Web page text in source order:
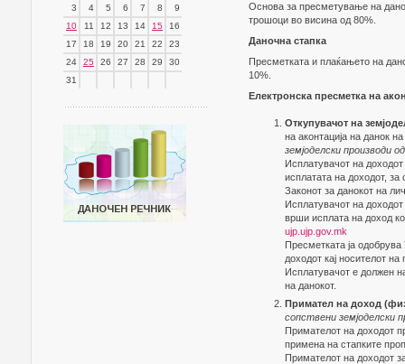
3
4 5 6 7 8
9
10
11 12 13 14 15
16
17
18 19 20 21 22
23
24
25 26 27 28 29
30
31
Основа за пресметување на
трошоци во висина од 80%.
Даночна стапка
Пресметката и плаќањето на
10%.
Електронска пресметка на
Откупувачот на
на аконтација на данок
земјоделски производи
Исплатувачот на
исплатата на доходот,
Законот за данокот на
Исплатувачот на
врши исплата на доход
ujp.ujp.gov.mk
Пресметката ја
доходот кај носителот
Исплатувачот е должен
на данокот.
Примател на доход
сопствени земјоделски
Примателот на доходот
примена на стапките
Примателот на доходот